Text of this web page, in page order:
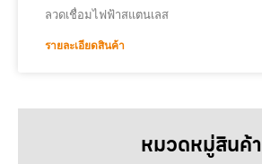
หมวดหมู่สินค้า
ลวดเชื่อมไฟฟ้าสแตนเลส
รายละเอียดสินค้า